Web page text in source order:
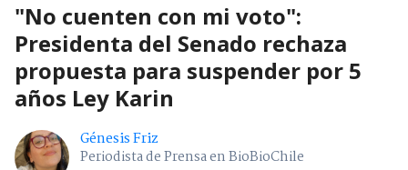
"No cuenten con mi voto":
Presidenta del Senado rechaza
propuesta para suspender por 5
años Ley Karin
Génesis Friz
Periodista de Prensa en BioBioChile